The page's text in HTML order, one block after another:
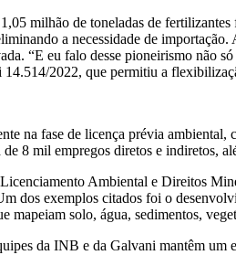
milhão de toneladas de
a necessidade de
“E eu falo desse pioneirismo não
14.514/2022, que permitiu a
na fase de licença prévia
de 8 mil empregos diretos e indiretos,
Ambiental e Direitos
dos exemplos citados foi o
mapeiam solo, água, sedimentos,
da INB e da Galvani mantêm